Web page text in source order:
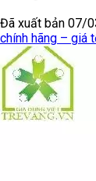
Đã xuất bản 07/
chính hãng – giá